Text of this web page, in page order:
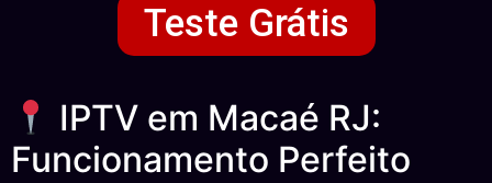
Teste Grátis
IPTV em Macaé RJ:
Funcionamento Perfeito